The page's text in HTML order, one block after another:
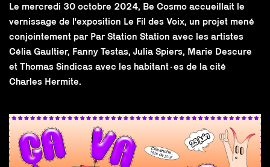
Le mercredi 30 octobre 2024, Be Cosmo accueillait le
vernissage de l'exposition Le Fil des Voix, un projet mené
conjointement par Par Station Station avec les artistes
Célia Gaultier, Fanny Testas, Julia Spiers, Marie Descure
et Thomas Sindicas avec les habitant·es de la cité
Charles Hermite.